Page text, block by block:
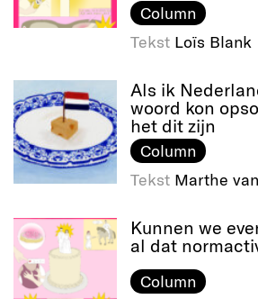
Column
Tekst Loïs Blank
Als ik
woord kon
het dit zijn
Column
Tekst Marthe
Kunnen we
al dat
Column